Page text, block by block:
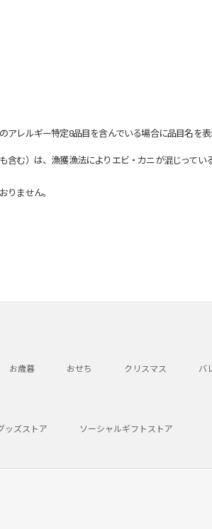
レルギー特定8品目を含んでいる場合に品目名を表
む）は、漁獲漁法によりエビ・カニが混じって
ません。
お歳暮 おせち クリスマス バ
ッズストア ソーシャルギフトストア